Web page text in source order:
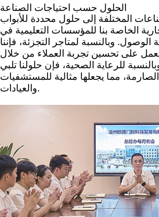
الحلول حسب احتياجات الصناعة
الخاصة بنا للمؤسسات التعليمية في
الوصول. وبالنسبة لمتاجر التجزئة، فإننا
تعمل على تحسين تجربة العملاء من خلال
للرعاية الصحية، فإن حلولنا تلبي
مما يجعلها مثالية للمستشفيات
والعيادات.